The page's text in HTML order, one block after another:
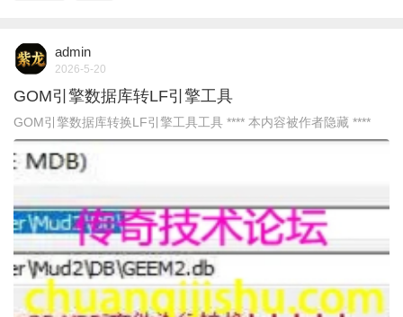
admin
2026-5-20
GOM引擎数据库转LF引擎工具
GOM引擎数据库转换LF引擎工具工具 **** 本内容被作者隐藏 ****